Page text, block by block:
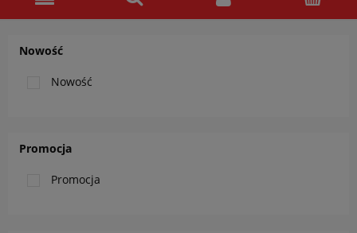
Nowość
Nowość
Promocja
Promocja